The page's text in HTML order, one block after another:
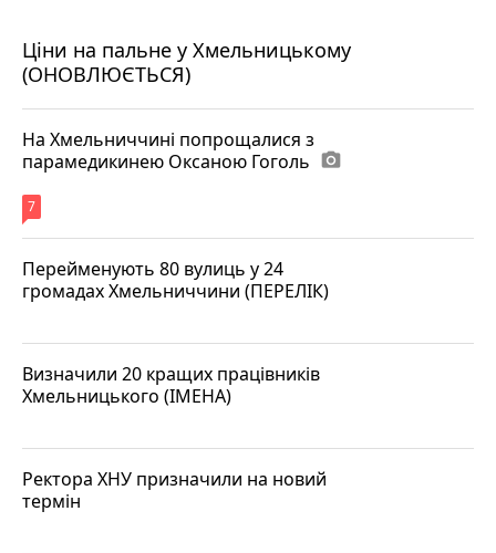
Ціни на пальне у Хмельницькому
(ОНОВЛЮЄТЬСЯ)
На Хмельниччині попрощалися з
парамедикинею Оксаною Гоголь photo_camera
7
Перейменують 80 вулиць у 24
громадах Хмельниччини (ПЕРЕЛІК)
Визначили 20 кращих працівників
Хмельницького (ІМЕНА)
Ректора ХНУ призначили на новий
термін